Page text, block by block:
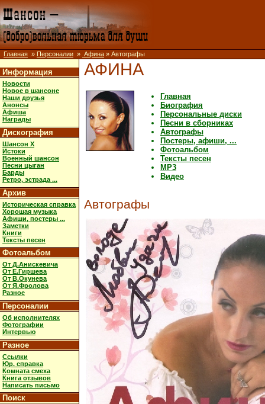
Главная » Персоналии » Афина » Автографы
Информация
Новости
Новое в шансоне
Наши друзья
Анонсы
Афиша
Награды
Дискография
Шансон X
Истоки
Военный шансон
Песни цыган
Барды
Ретро, эстрада ...
Архив
Историческая справка
Хорошая музыка
Афиши, постеры ...
Заметки
Книги
Тексты песен
Фотоальбом
От Д.Анискевича
От Е.Гиршева
От В.Окунева
От Я.Фролова
Разное
Персоналии
Об исполнителях
Фотографии
Интервью
Разное
Ссылки
Юр. справка
Комната смеха
Книга отзывов
Написать письмо
Поиск
АФИНА
Главная
Биография
Персональные диски
Песни в сборниках
Автографы
Постеры, афиши, ...
Фотоальбом
Тексты песен
MP3
Видео
Автографы